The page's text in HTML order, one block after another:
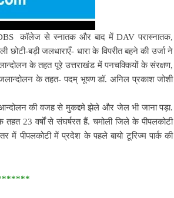
कॉलेज से स्नातक और बाद में DAV परास्नातक,
छोटी-बड़ी जलधाराएँ- धारा के विपरीत बहने की उर्जा ने
के तहत पूरे उत्तराखंड में पनचक्कियों के संरक्षण,
के तहत- पदम् भूषण डॉ. अनिल प्रकाश जोशी
की वजह से मुकद्दमे झेले और जेल भी जाना पड़ा.
23 वर्षों से संघर्षरत हैं. चमोली जिले के पीपलकोटी
में पीपलकोटी में प्रदेश के पहले बायो टूरिज्म पार्क की